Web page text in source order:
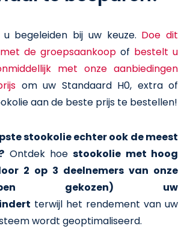
begeleiden bij uw keuze. Doe dit
de groepsaankoop of bestelt u
met onze aanbiedingen
om uw Standaard H0, extra of
aan de beste prijs te bestellen!
stookolie echter ook de meest
Ontdek hoestookolie met hoog
2 op 3 deelnemers van onze
gekozen) uw
terwijl het rendement van uw
wordt geoptimaliseerd.